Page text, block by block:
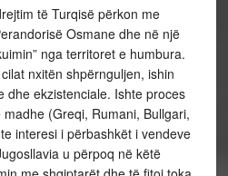
të Turqisë përkon me
Osmane dhe në një
nga territoret e humbura.
nxitën shpërnguljen, ishin
dhe ekzistenciale. Ishte proces
(Greqi, Rumani, Bullgari,
interesi i përbashkët i vendeve
u përpoq në këtë